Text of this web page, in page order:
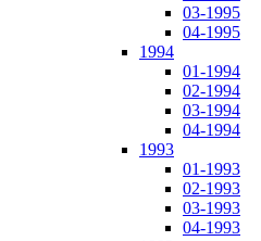
03-1995
04-1995
1994
01-1994
02-1994
03-1994
04-1994
1993
01-1993
02-1993
03-1993
04-1993